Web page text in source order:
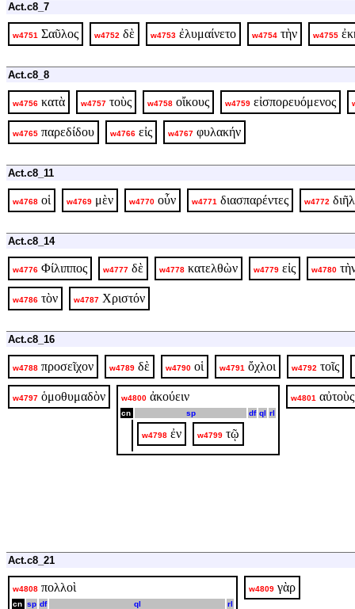
Act.c8_7
w4751 Σαῦλος w4752 δὲ w4753 ἐλυμαίνετο w4754 τὴν w4755
Act.c8_8
w4756 κατὰ w4757 τοὺς w4758 οἴκους w4759 εἰσπορευόμενος
w4765 παρεδίδου w4766 εἰς w4767 φυλακήν
Act.c8_11
w4768 οἱ w4769 μὲν w4770 οὖν w4771 διασπαρέντες w4772
Act.c8_14
w4776 Φίλιππος w4777 δὲ w4778 κατελθὼν w4779 εἰς w4780
w4786 τὸν w4787 Χριστόν
Act.c8_16
w4788 προσεῖχον w4789 δὲ w4790 οἱ w4791 ὄχλοι w4792 τοῖς
w4797 ὁμοθυμαδὸν w4800 ἀκούειν
cn sp df ql rl
w4798 ἐν w4799 τῷ
w4801 αὐτοὺς
Act.c8_21
w4808 πολλοὶ
cn sp df ql rl
w4809 γὰρ